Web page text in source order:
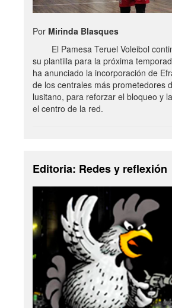
Por Mirinda Blasques
El Pamesa Teruel Voleibol
su plantilla para la próxima
ha anunciado la incorporación de
de los centrales más prometedores
lusitano, para reforzar el bloqueo y
el centro de la red.
Editoria: Redes y reflexión